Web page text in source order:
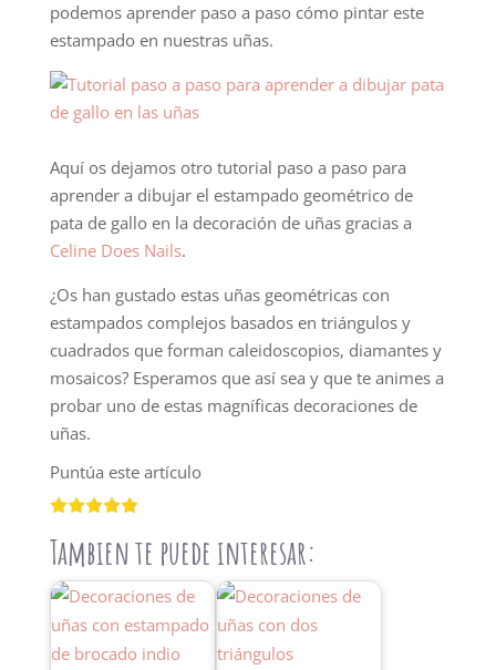
podemos aprender paso a paso cómo pintar este
estampado en nuestras uñas.
Aquí os dejamos otro tutorial paso a paso para
aprender a dibujar el estampado geométrico de
pata de gallo en la decoración de uñas gracias a
Celine Does Nails.
¿Os han gustado estas uñas geométricas con
estampados complejos basados en triángulos y
cuadrados que forman caleidoscopios, diamantes y
mosaicos? Esperamos que así sea y que te animes a
probar uno de estas magníficas decoraciones de
uñas.
Puntúa este artículo
Tambien te puede interesar: